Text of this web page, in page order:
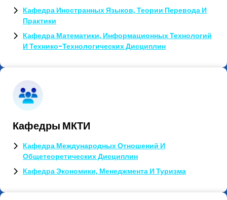
Кафедра Иностранных Языков, Теории Перевода И
Практики
Кафедра Математики, Информационных Технологий
И Технико-Технологических Дисциплин
Кафедры МКТИ
Кафедра Международных Отношений И
Общетеоретических Дисциплин
Кафедра Экономики, Менеджмента И Туризма